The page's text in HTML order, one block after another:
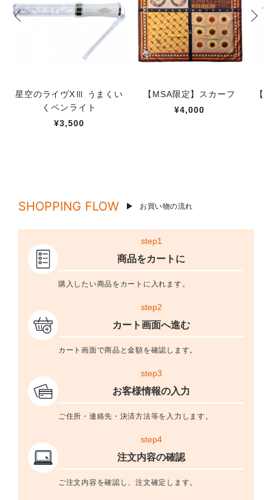
星空のライヴXⅢ うまくい
くペンライト
¥3,500
【MSA限定】スカーフ
¥4,000
【
SHOPPING FLOW お買い物の流れ
step1
商品をカートに
購入したい商品をカートに入れます。
step2
カート画面へ進む
カート画面で商品と金額を確認します。
step3
お客様情報の入力
ご住所・連絡先・決済方法等を入力します。
step4
注文内容の確認
ご注文内容を確認し、注文確定します。